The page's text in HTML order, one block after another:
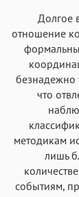
Долгое
отношение
безнадежно
что
методикам
лишь
событиям,